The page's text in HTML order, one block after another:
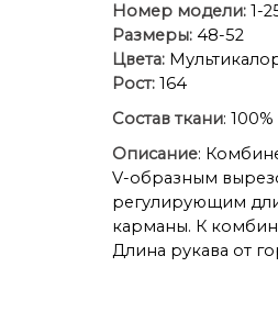
Номер модели: 1-
Размеры: 48-52
Цвета:
Рост: 164
Состав ткани:
Описание:
V-образным
регулирующим
карманы. К
Длина рукава от